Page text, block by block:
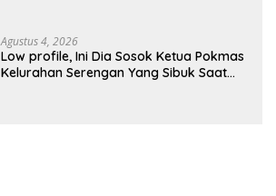
Agustus 4, 2026
Low profile, Ini Dia Sosok Ketua Pokmas
Kelurahan Serengan Yang Sibuk Saat